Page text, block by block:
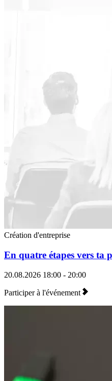
Création d'entreprise
En quatre étapes vers ta
20.08.2026 18:00 - 20:00
Participer à l'événement